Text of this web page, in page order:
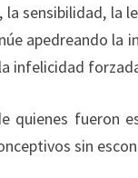
sensibilidad, la
apedreando la
infelicidad
quienes fueron
sin